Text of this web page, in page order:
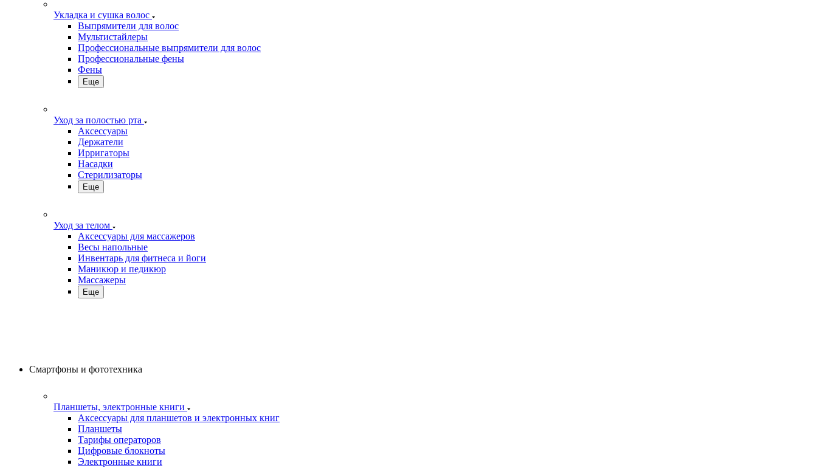
Укладка и сушка волос
Выпрямители для волос
Мультистайлеры
Профессиональные выпрямители для волос
Профессиональные фены
Фены
Еще
Уход за полостью рта
Аксессуары
Держатели
Ирригаторы
Насадки
Стерилизаторы
Еще
Уход за телом
Аксессуары для массажеров
Весы напольные
Инвентарь для фитнеса и йоги
Маникюр и педикюр
Массажеры
Еще
Смартфоны и фототехника
Планшеты, электронные книги
Аксессуары для планшетов и электронных книг
Планшеты
Тарифы операторов
Цифровые блокноты
Электронные книги